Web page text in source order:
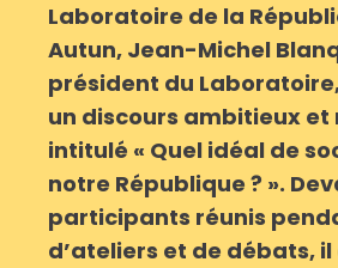
Laboratoire de la
Autun, Jean-Michel
président du
un discours ambitieux et
intitulé « Quel idéal de
notre République ? ».
participants réunis
d’ateliers et de débats,